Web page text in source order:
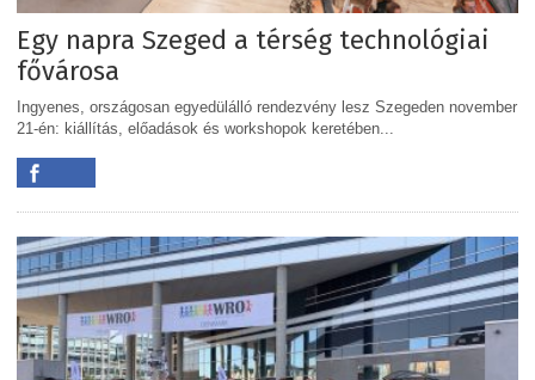
Egy napra Szeged a térség technológiai
fővárosa
Ingyenes, országosan egyedülálló rendezvény lesz Szegeden november
21-én: kiállítás, előadások és workshopok keretében...